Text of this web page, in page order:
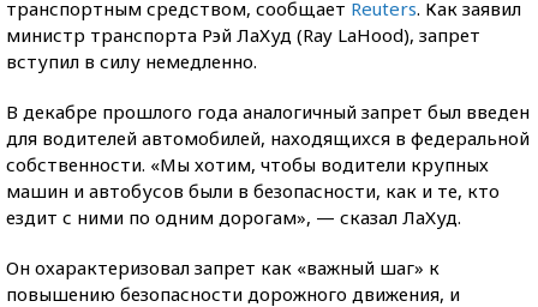
транспортным средством, сообщает Reuters. Как заявил
министр транспорта Рэй ЛаХуд (Ray LaHood), запрет
вступил в силу немедленно.
В декабре прошлого года аналогичный запрет был введен
для водителей автомобилей, находящихся в федеральной
собственности. «Мы хотим, чтобы водители крупных
машин и автобусов были в безопасности, как и те, кто
ездит с ними по одним дорогам», — сказал ЛаХуд.
Он охарактеризовал запрет как «важный шаг» к
повышению безопасности дорожного движения, и